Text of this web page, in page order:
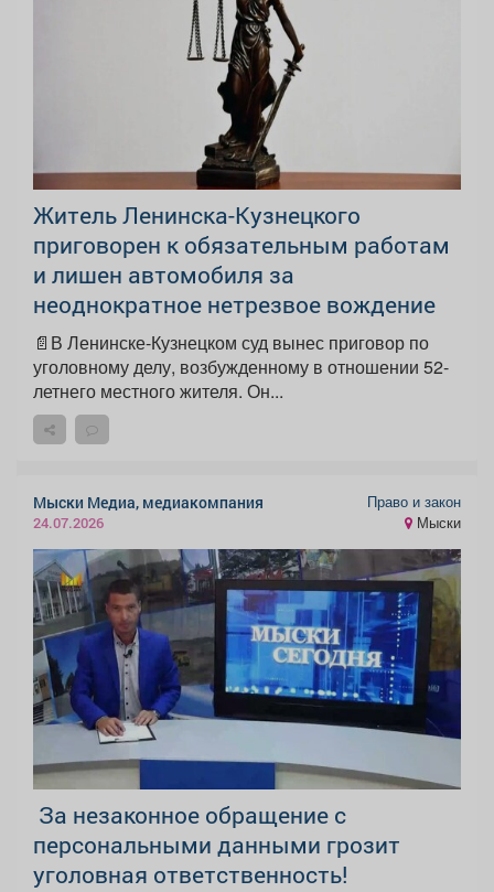
Житель Ленинска-Кузнецкого
приговорен к обязательным работам
и лишен автомобиля за
неоднократное нетрезвое вождение
📄В Ленинске-Кузнецком суд вынес приговор по
уголовному делу, возбужденному в отношении 52-
летнего местного жителя. Он...
Мыски Медиа, медиакомпания
24.07.2026
Право и закон
Мыски
За незаконное обращение с
персональными данными грозит
уголовная ответственность!